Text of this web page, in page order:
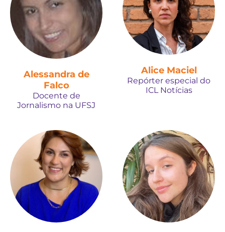
Alessandra de
Falco
Docente de
Jornalismo na UFSJ
Alice Maciel
Repórter especial do
ICL Notícias